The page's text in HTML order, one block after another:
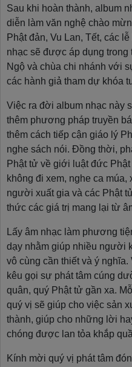
Sau khi hoàn thành, album
diễn làm văn nghệ chào
Phật đản, Vu Lan, Tết, các
nhạc sẽ được áp dụng trong
Ngộ và chùa chi nhánh với
các hành giả tham dự khóa
Việc ra đời album nhạc này
thêm phương pháp truyền
thêm cách tiếp cận giáo lý
nghe sách nói. Đồng thời,
Phật tử về giới luật đức
không đi xem, nghe ca
người xuất gia và các Phật
thức các giá trị mang lại từ
Lấy âm nhạc làm phương
dạy nhằm giúp nhiều người
vô cùng cần thiết và ý
kêu gọi sự phát tâm cúng
quân, quý Phật tử gần xa.
quý vị sẽ giúp cho việc sản
thành, giúp cho những lời
chóng được lan tỏa khắp
Kính mời quý vị phát tâm